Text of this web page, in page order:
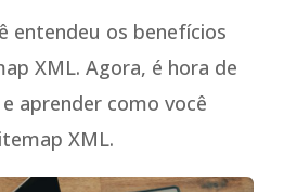
entendeu os benefícios
XML. Agora, é hora de
aprender como você
XML.